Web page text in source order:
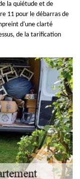
la quiétude et de
11 pour le débarras de
d'une clarté
de la tarification